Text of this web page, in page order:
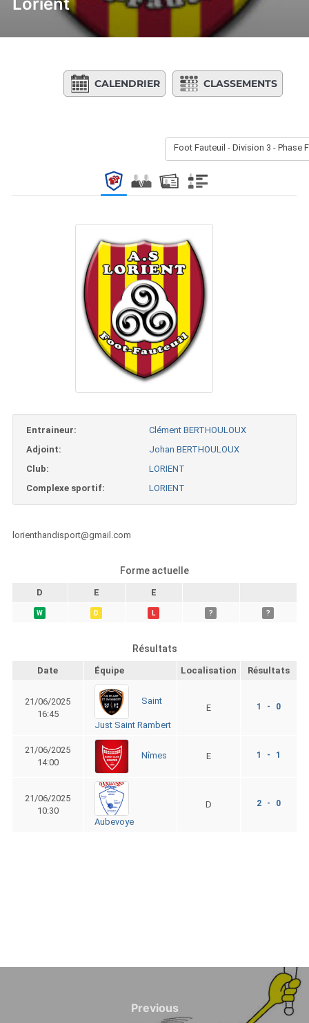
CALENDRIER CLASSEMENTS
Foot Fauteuil - Division 3 - Phase
Entraineur:
Clément BERTHOULOUX
Adjoint:
Johan BERTHOULOUX
Club:
LORIENT
Complexe sportif:
LORIENT
lorienthandisport@gmail.com
Forme actuelle
D E E
W D L ? ?
Résultats
Date Équipe Localisation Résultats
21/06/2025
16:45
Saint
Just Saint Rambert
E 1 - 0
21/06/2025
14:00
Nîmes E 1 - 1
21/06/2025
10:30
Aubevoye
D 2 - 0
Previous
Previous